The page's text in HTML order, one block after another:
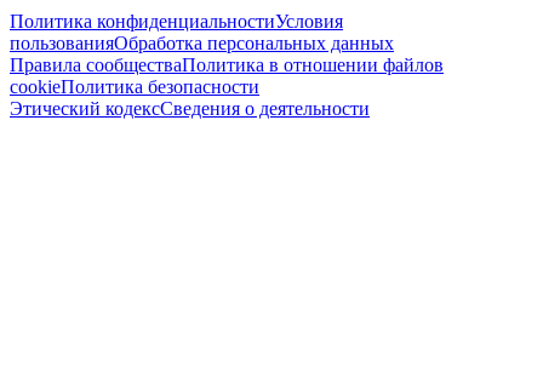
Политика конфиденциальностиУсловия
пользованияОбработка персональных данных
Правила сообществаПолитика в отношении файлов
cookieПолитика безопасности
Этический кодексСведения о деятельности